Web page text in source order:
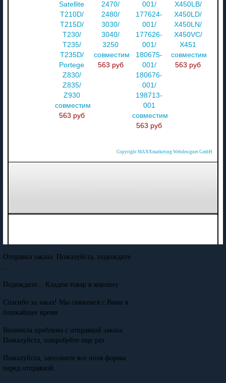
Satellite
T210D/
T215D/
T230/
T235/
T235D/
Portege
Z830/
Z835/
Z930
совместимый
563 руб
2470/
2480/
3030/
3040/
3250
совместимый
563 руб
001/
177624-
001/
177626-
001/
180675-
001/
180676-
001/
198713-
001
совместимый
563 руб
X450LB/
X450LD/
X450LN/
X450VC/
X451
совместимый
563 руб
Copyright MAXXmarketing Webdesigner GmbH
Отправка заказа. Пожалуйста, подождите
...
Подождите... Кладем товар в корзину
Спасибо за заказ! Мы свяжемся с Вами в
ближайшее время
Возникла проблема с отправкой заказа.
Пожалуйста, попробуйте еще раз.
Пожалуйста, заполните все поля формы
перед отправкой.